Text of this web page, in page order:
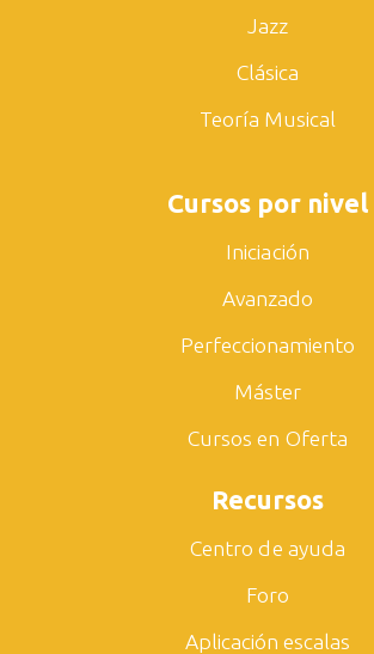
Jazz
Clásica
Teoría Musical
Cursos por nivel
Iniciación
Avanzado
Perfeccionamiento
Máster
Cursos en Oferta
Recursos
Centro de ayuda
Foro
Aplicación escalas